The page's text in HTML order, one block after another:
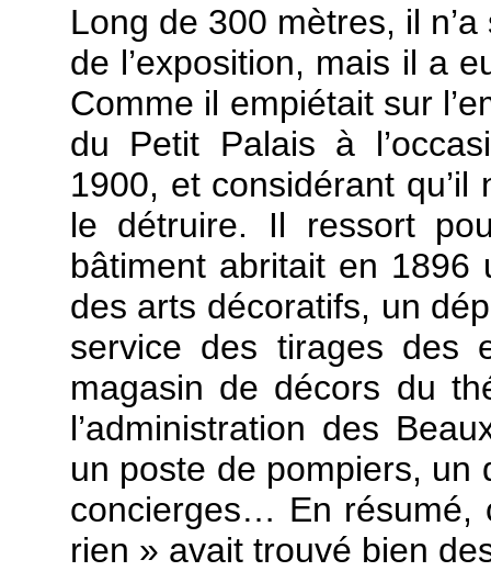
Long de 300 mètres, il
de l’exposition, mais il a
Comme il empiétait sur
du Petit Palais à
1900, et considérant
le détruire. Il ressort
bâtiment abritait en 1896
des arts décoratifs, un
service des tirages des
magasin de décors du
l’administration des
un poste de pompiers, un
concierges… En résumé,
rien » avait trouvé bien